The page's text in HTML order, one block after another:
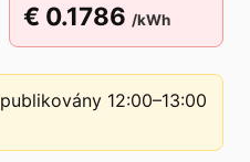
€ 0.1786 /kWh
publikovány 12:00–13:00